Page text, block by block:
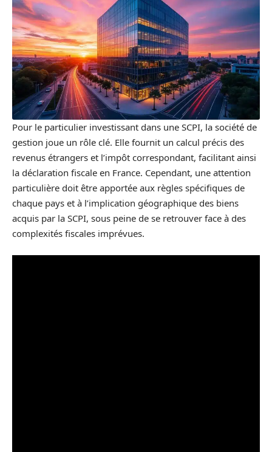
Pour le particulier investissant dans une SCPI, la société de
gestion joue un rôle clé. Elle fournit un calcul précis des
revenus étrangers et l’impôt correspondant, facilitant ainsi
la déclaration fiscale en France. Cependant, une attention
particulière doit être apportée aux règles spécifiques de
chaque pays et à l’implication géographique des biens
acquis par la SCPI, sous peine de se retrouver face à des
complexités fiscales imprévues.